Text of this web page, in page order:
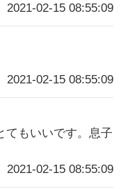
2021-02-15 08:55:09
2021-02-15 08:55:09
てもいいです。息子
2021-02-15 08:55:09